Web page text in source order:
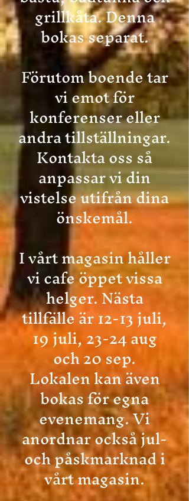
grillkåta. Denna
bokas separat.
Förutom boende tar
vi emot för
konferenser eller
andra tillställningar.
Kontakta oss så
anpassar vi din
vistelse utifrån dina
önskemål.
I vårt magasin håller
vi cafe öppet vissa
helger. Nästa
tillfälle är 12-13 juli,
19 juli, 23-24 aug
och 20 sep.
Lokalen kan även
bokas för egna
evenemang.Vi
anordnar också jul-
och påskmarknad i
vårt magasin.